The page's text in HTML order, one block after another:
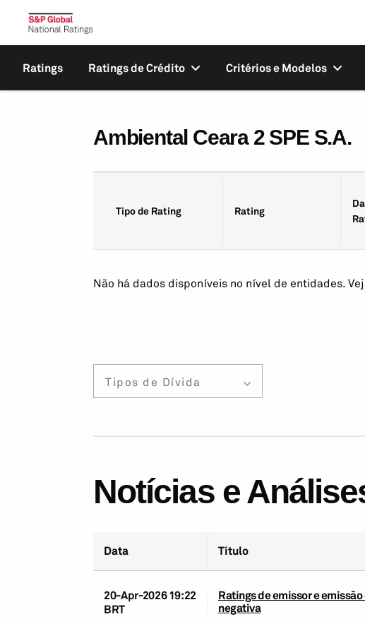
Ratings Ratings de Crédito Critérios e Modelos
Ambiental Ceara 2 SPE S.A.
Tipo de Rating Rating
Não há dados disponíveis no nível de entidades.
Tipos de Dívida
Notícias e
Data Título
20-Apr-2026 19:22
BRT
Ratings de emissor e
negativa